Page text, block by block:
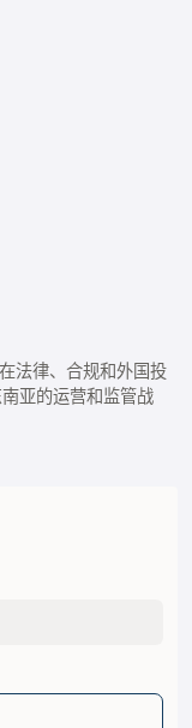
法律、合规和外国投
亚的运营和监管战